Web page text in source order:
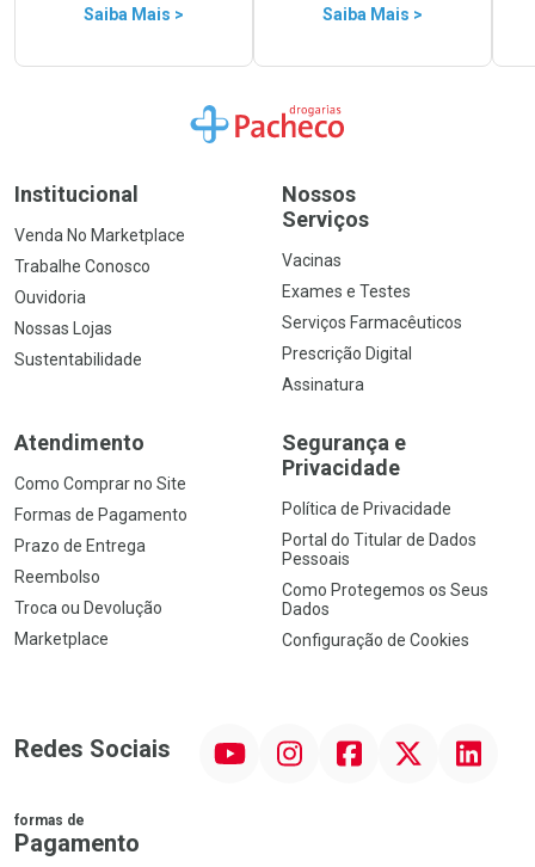
Saiba Mais > Saiba Mais >
Ir para a Home
Institucional
Venda No Marketplace
Trabalhe Conosco
Ouvidoria
Nossas Lojas
Sustentabilidade
Nossos
Serviços
Vacinas
Exames e Testes
Serviços Farmacêuticos
Prescrição Digital
Assinatura
Atendimento
Como Comprar no Site
Formas de Pagamento
Prazo de Entrega
Reembolso
Troca ou Devolução
Marketplace
Segurança e
Privacidade
Política de Privacidade
Portal do Titular de Dados
Pessoais
Como Protegemos os Seus
Dados
Configuração de Cookies
Redes Sociais InstagramFacebookTwitter Linkedin
formas de
Pagamento